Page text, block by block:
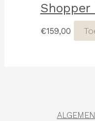
€159,00